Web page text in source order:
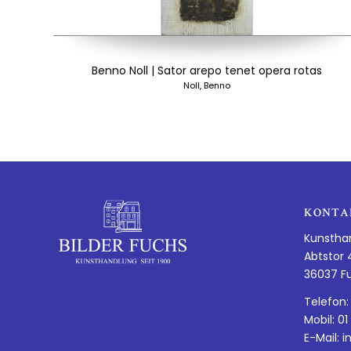
Benno Noll | Sator arepo tenet opera rotas
Noll, Benno
Abtstor
36037
Mobil:
E-Mail: